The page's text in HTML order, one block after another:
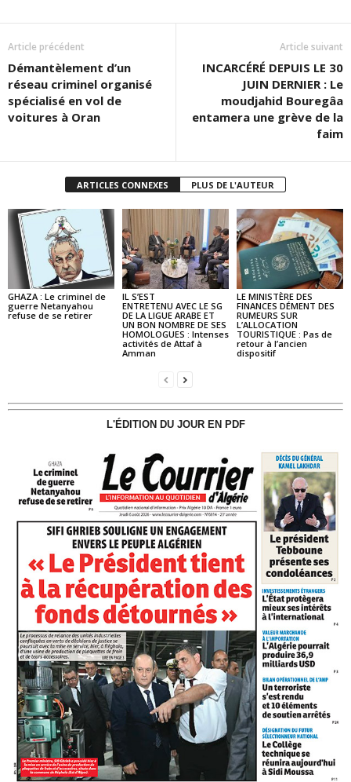
Article précédent
Démantèlement d’un
réseau criminel organisé
spécialisé en vol de
voitures à Oran
Article suivant
INCARCÉRÉ DEPUIS LE 30
JUIN DERNIER : Le
moudjahid Bouregâa
entamera une grève de la
faim
ARTICLES CONNEXES PLUS DE L'AUTEUR
GHAZA : Le criminel de
guerre Netanyahou
refuse de se retirer
IL S’EST
ENTRETENU AVEC LE SG
DE LA LIGUE ARABE ET
UN BON NOMBRE DE SES
HOMOLOGUES : Intenses
activités de Attaf à
Amman
LE MINISTÈRE DES
FINANCES DÉMENT DES
RUMEURS SUR
L’ALLOCATION
TOURISTIQUE : Pas de
retour à l’ancien
dispositif
L'ÉDITION DU JOUR EN PDF